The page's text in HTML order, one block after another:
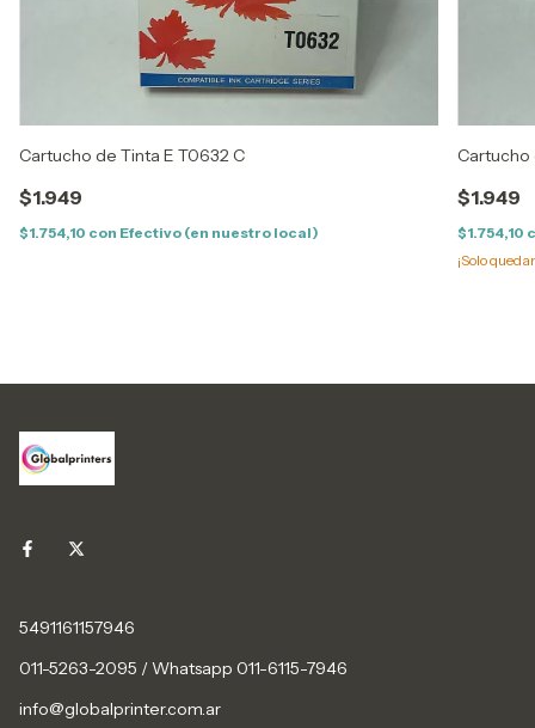
Cartucho de Tinta E T0632 C
$1.949
$1.754,10 con Efectivo (en nuestro local)
Cartucho
$1.949
$1.754,10
¡Solo
5491161157946
011-5263-2095 / Whatsapp 011-6115-7946
info@globalprinter.com.ar